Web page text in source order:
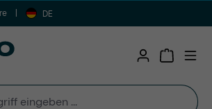
DE